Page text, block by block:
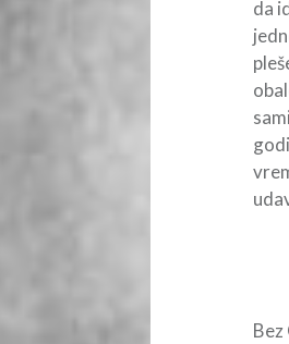
da
Bez